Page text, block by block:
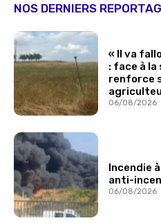
NOS DERNIERS
« Il va
: face à la
renforce
06/08/2026
Incendie
anti-
06/08/2026